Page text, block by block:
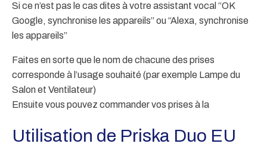
Si ce n’est pas le cas dites à votre assistant vocal “OK
Google, synchronise les appareils” ou “Alexa, synchronise
les appareils”
Faites en sorte que le nom de chacune des prises
corresponde à l’usage souhaité (par exemple Lampe du
Salon et Ventilateur)
Ensuite vous pouvez commander vos prises à la
Utilisation de Priska Duo EU